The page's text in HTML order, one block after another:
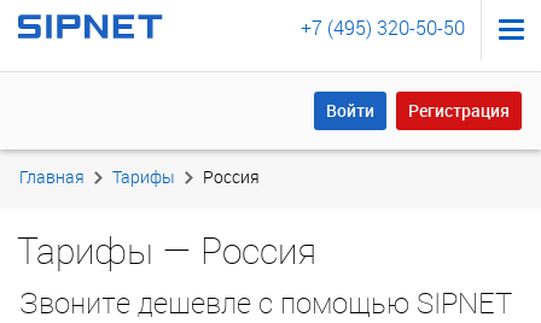
+7 (495) 320-50-50
Войти Регистрация
Войти Регистрация
Главная Тарифы Россия
Тарифы — Россия
Звоните дешевле с помощью SIPNET